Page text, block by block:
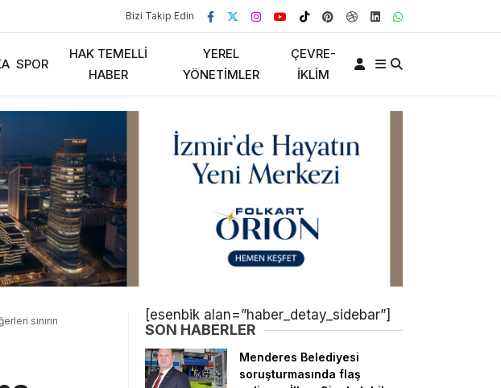
Bizi Takip Edin
SPOR
HAK TEMELLI
HABER
YEREL
YÖNETIMLER
ÇEVRE-
İKLIM
sınırın
[esenbik alan=”haber_detay_sidebar”]
SON HABERLER
Menderes Belediyesi
soruşturmasında flaş